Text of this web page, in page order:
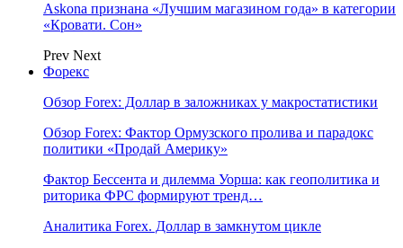
Askona признана «Лучшим магазином года» в категории
«Кровати. Сон»
Prev Next
Форекс
Обзор Forex: Доллар в заложниках у макростатистики
Обзор Forex: Фактор Ормузского пролива и парадокс
политики «Продай Америку»
Фактор Бессента и дилемма Уорша: как геополитика и
риторика ФРС формируют тренд…
Аналитика Forex. Доллар в замкнутом цикле